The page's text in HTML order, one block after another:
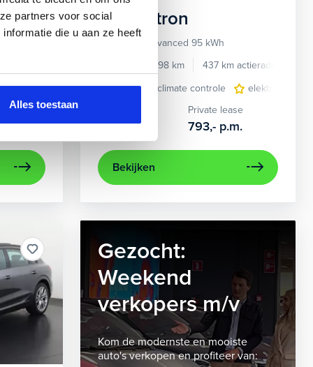
partners voor social
die u aan ze heeft
Alles toestaan
elektrisch glazen panorama-dak lederen bekleding
Carplay/Android Auto electronic climate controle
lichtmetalen
Audi e-tron
55 quattro Advanced 95 kWh
34.998 km 437 km actieradius
electronic climate controle
elektrisch
36.895,-
Private lease
793,- p.m.
Bekijken
Gezocht:
Weekend
verkopers m/v
Kom de modernste en mooiste
auto's verkopen en profiteer van: